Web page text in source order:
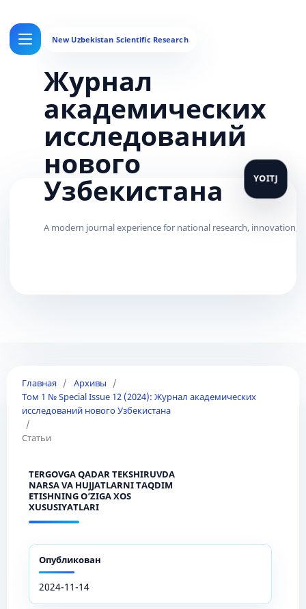
Журнал
академических
исследований
нового
Узбекистана
Главная / Архивы
/
Том 1 № Special Issue 12 (2024): Журнал академических
исследований нового Узбекистана
/
Статьи
TERGOVGA QADAR TEKSHIRUVDA
NARSA VA HUJJATLARNI TAQDIM
ETISHNING O‘ZIGA XOS
XUSUSIYATLARI
Опубликован
2024-11-14